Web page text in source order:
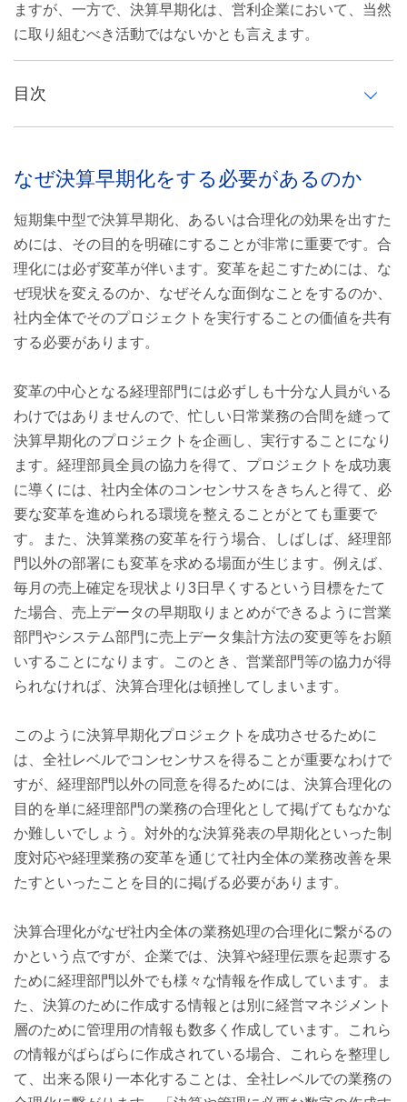
ますが、一方で、決算早期化は、営利企業において、当然
に取り組むべき活動ではないかとも言えます。
目次
現状把握で無駄をなくす
「どれくらい」を明確にして実行計画を立てる
なぜ決算早期化をする必要があるのか
短期集中型で決算早期化、あるいは合理化の効果を出すた
めには、その目的を明確にすることが非常に重要です。合
理化には必ず変革が伴います。変革を起こすためには、な
ぜ現状を変えるのか、なぜそんな面倒なことをするのか、
社内全体でそのプロジェクトを実行することの価値を共有
する必要があります。
変革の中心となる経理部門には必ずしも十分な人員がいる
わけではありませんので、忙しい日常業務の合間を縫って
決算早期化のプロジェクトを企画し、実行することになり
ます。経理部員全員の協力を得て、プロジェクトを成功裏
に導くには、社内全体のコンセンサスをきちんと得て、必
要な変革を進められる環境を整えることがとても重要で
す。また、決算業務の変革を行う場合、しばしば、経理部
門以外の部署にも変革を求める場面が生じます。例えば、
毎月の売上確定を現状より3日早くするという目標をたて
た場合、売上データの早期取りまとめができるように営業
部門やシステム部門に売上データ集計方法の変更等をお願
いすることになります。このとき、営業部門等の協力が得
られなければ、決算合理化は頓挫してしまいます。
このように決算早期化プロジェクトを成功させるために
は、全社レベルでコンセンサスを得ることが重要なわけで
すが、経理部門以外の同意を得るためには、決算合理化の
目的を単に経理部門の業務の合理化として掲げてもなかな
か難しいでしょう。対外的な決算発表の早期化といった制
度対応や経理業務の変革を通じて社内全体の業務改善を果
たすといったことを目的に掲げる必要があります。
決算合理化がなぜ社内全体の業務処理の合理化に繋がるの
かという点ですが、企業では、決算や経理伝票を起票する
ために経理部門以外でも様々な情報を作成しています。ま
た、決算のために作成する情報とは別に経営マネジメント
層のために管理用の情報も数多く作成しています。これら
の情報がばらばらに作成されている場合、これらを整理し
て、出来る限り一本化することは、全社レベルでの業務の